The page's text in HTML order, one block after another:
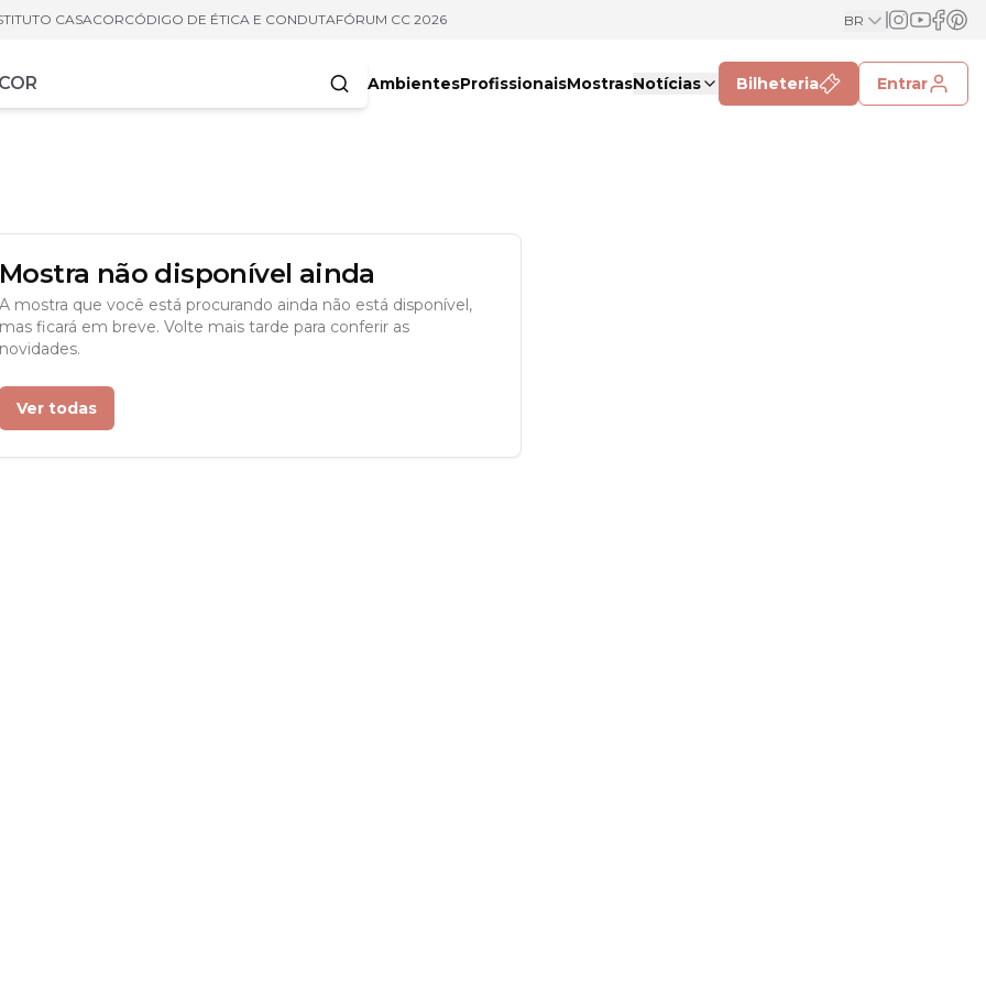
CASACORCÓDIGO DE ÉTICA E CONDUTAFÓRUM CC 2026 BR
AmbientesProfissionaisMostrasNotícias Bilheteria Entrar
Mostra não disponível ainda
A mostra que você está procurando ainda não está disponível,
mas ficará em breve. Volte mais tarde para conferir as
novidades.
Ver todas